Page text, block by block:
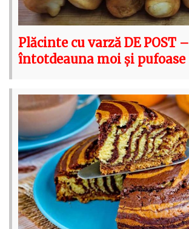
Plăcinte cu varză DE POST –
întotdeauna moi și pufoase